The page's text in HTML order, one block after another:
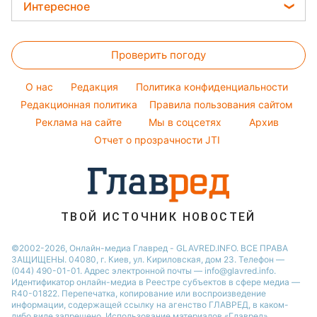
Алла Пугачева
Максим Галкин
Настя Каменских
Виталий Козловский
Потап
София Ротару
Все о сале
Модные ошибки
Новости моды
Советы от Андре Тана
Женские стрижки
Новости Львова
Новости Полтавы
Новости Днепра
Новости Сум
Новости Тернополя
Новости Черкассы
Новости Одессы
Интересное
Тесты по картинке
Оптические иллюзии
Народные приметы
Все о шоу-бизнесе
Проверить погоду
O нас Редакция
Политика конфиденциальности
Редакционная политика
Правила пользования сайтом
Реклама на сайте
Мы в соцсетях
Архив
Отчет о прозрачности JTI
ТВОЙ ИСТОЧНИК НОВОСТЕЙ
©2002-2026, Онлайн-медиа Главред - GLAVRED.INFO. ВСЕ ПРАВА
ЗАЩИЩЕНЫ. 04080, г. Киев, ул. Кириловская, дом 23. Телефон —
(044) 490-01-01. Адрес электронной почты — info@glavred.info.
Идентификатор онлайн-медиа в Реестре cубъектов в сфере медиа —
R40-01822. Перепечатка, копирование или воспроизведение
информации, содержащей ссылку на агенство ГЛАВРЕД, в каком-